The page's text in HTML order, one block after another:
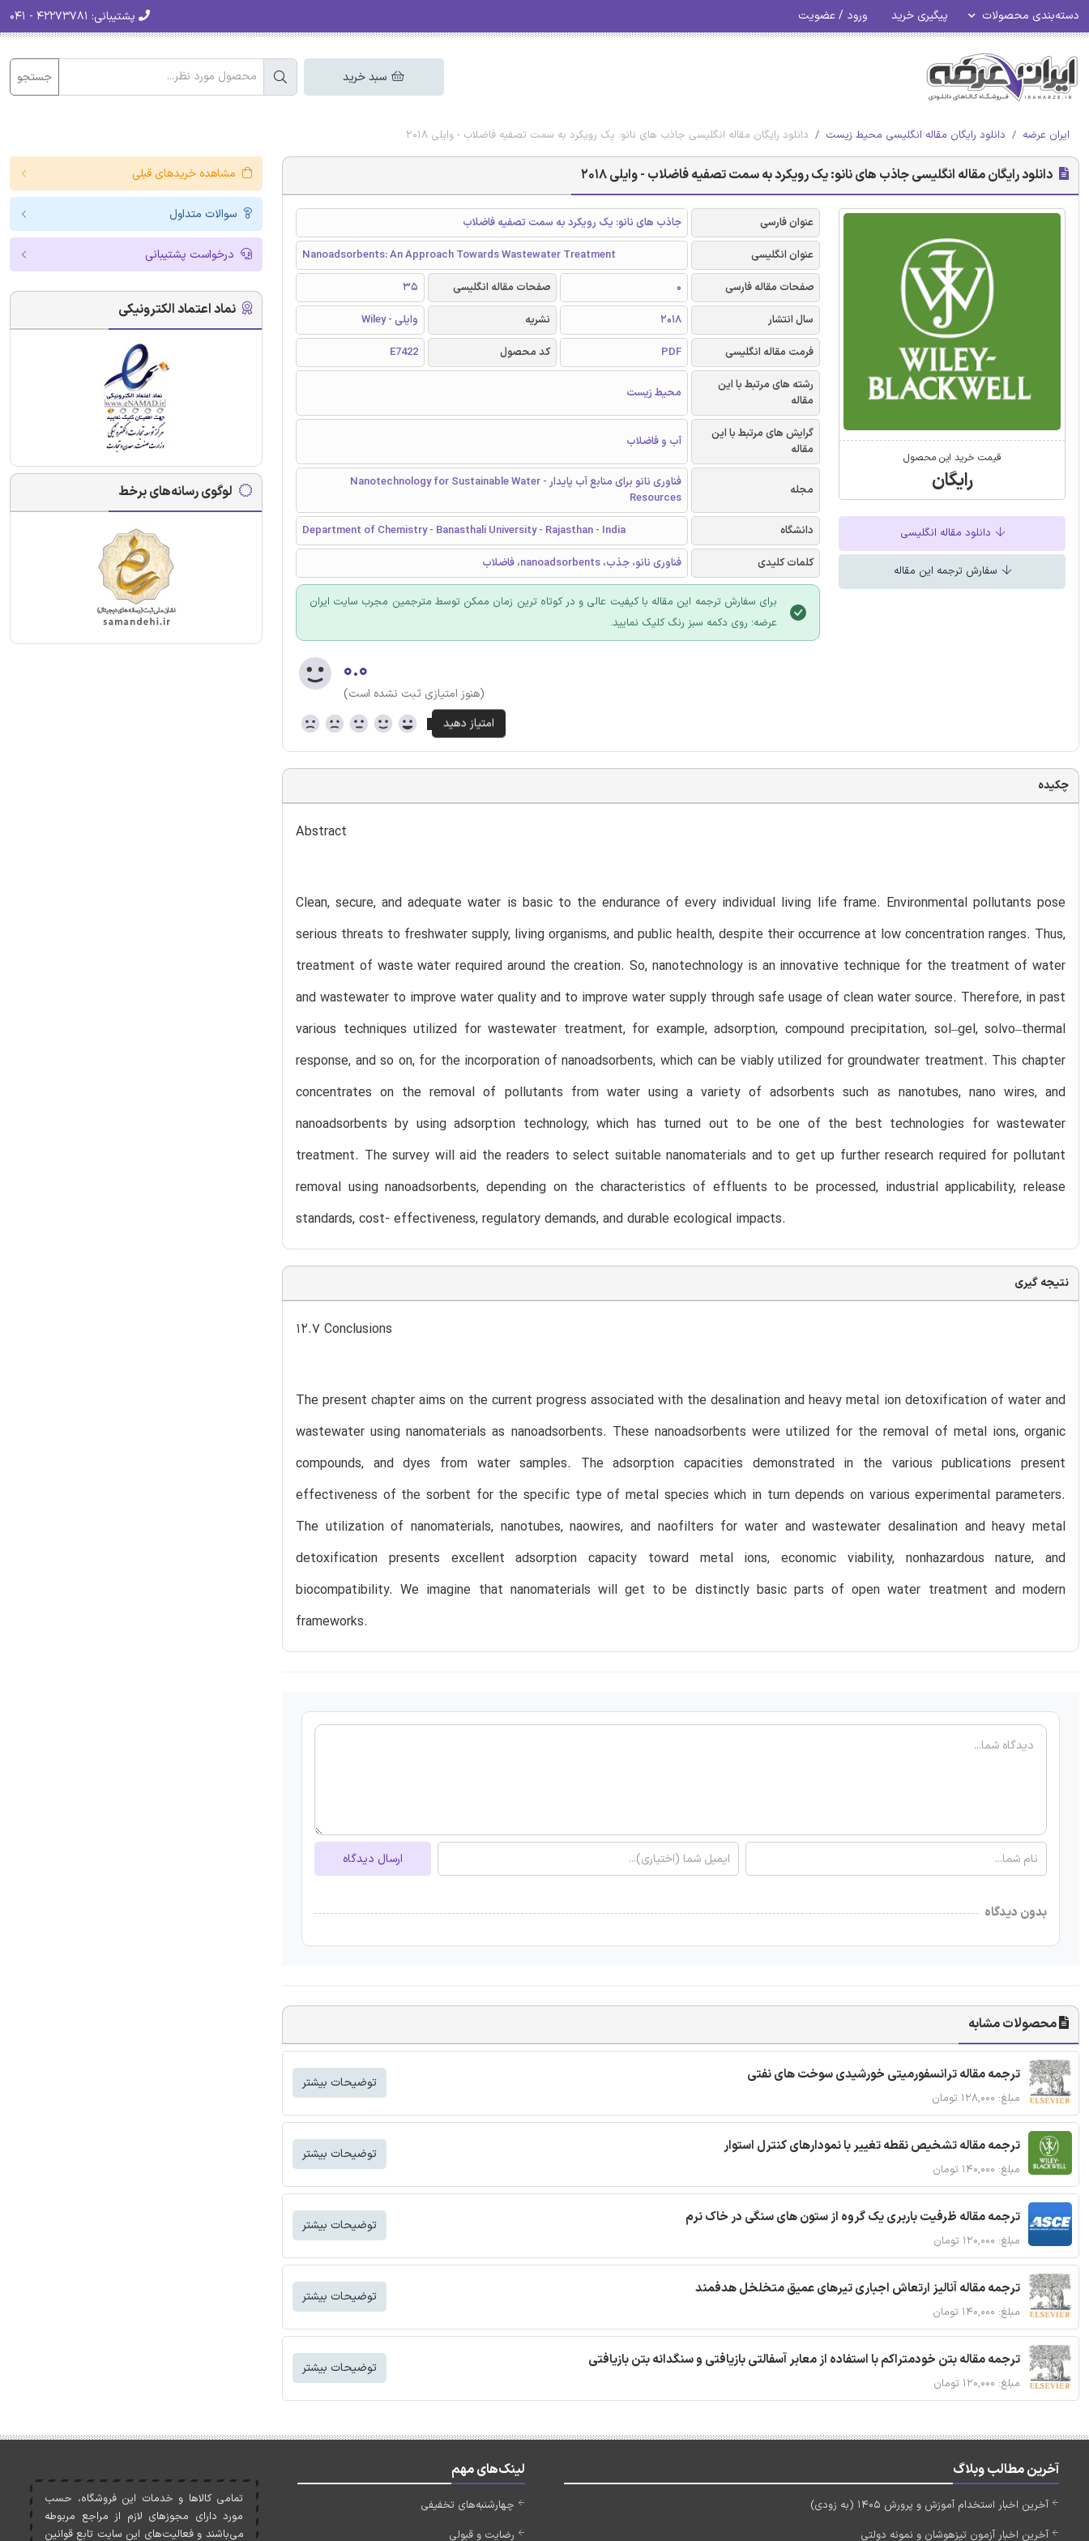
دسته‌بندی محصولات پیگیری خرید ورود / عضویت پشتیبانی:
سبد خرید جستجو
ایران عرضه دانلود رایگان مقاله انگلیسی محیط زیست دانلود رایگان مقاله انگلیسی جاذب های نانو: یک رویکرد به سمت تصفیه فاضلاب - وایلی 2018
دانلود رایگان مقاله انگلیسی جاذب های نانو: یک رویکرد به سمت تصفیه فاضلاب - وایلی 2018
قیمت خرید این محصول
رایگان
دانلود مقاله انگلیسی
سفارش ترجمه این مقاله
عنوان فارسی
جاذب های نانو: یک رویکرد به سمت تصفیه فاضلاب
عنوان انگلیسی
Nanoadsorbents: An Approach Towards Wastewater Treatment
صفحات مقاله فارسی
0 صفحات مقاله انگلیسی
35
سال انتشار
2018 نشریه
وایلی - Wiley
فرمت مقاله انگلیسی
PDF کد محصول
E7422
رشته های مرتبط با این
مقاله
محیط زیست
گرایش های مرتبط با این
مقاله
آب و فاضلاب
مجله
فناوری نانو برای منابع آب پایدار - Nanotechnology for Sustainable Water
Resources
دانشگاه
Department of Chemistry - Banasthali University - Rajasthan - India
کلمات کلیدی
فناوری نانو، جذب، nanoadsorbents، فاضلاب
برای سفارش ترجمه این مقاله با کیفیت عالی و در کوتاه ترین زمان ممکن توسط مترجمین مجرب سایت ایران
عرضه؛ روی دکمه سبز رنگ کلیک نمایید.
۰.۰
(هنوز امتیازی ثبت نشده است)
چکیده
Abstract
Clean, secure, and adequate water is basic to the endurance of every individual living life frame. Environmental pollutants pose
serious threats to freshwater supply, living organisms, and public health, despite their occurrence at low concentration ranges. Thus,
treatment of waste water required around the creation. So, nanotechnology is an innovative technique for the treatment of water
and wastewater to improve water quality and to improve water supply through safe usage of clean water source. Therefore, in past
various techniques utilized for wastewater treatment, for example, adsorption, compound precipitation, sol–gel, solvo–thermal
response, and so on, for the incorporation of nanoadsorbents, which can be viably utilized for groundwater treatment. This chapter
concentrates on the removal of pollutants from water using a variety of adsorbents such as nanotubes, nano wires, and
nanoadsorbents by using adsorption technology, which has turned out to be one of the best technologies for wastewater
treatment. The survey will aid the readers to select suitable nanomaterials and to get up further research required for pollutant
removal using nanoadsorbents, depending on the characteristics of effluents to be processed, industrial applicability, release
standards, cost- effectiveness, regulatory demands, and durable ecological impacts.
نتیجه گیری
12.7 Conclusions
The present chapter aims on the current progress associated with the desalination and heavy metal ion detoxification of water and
wastewater using nanomaterials as nanoadsorbents. These nanoadsorbents were utilized for the removal of metal ions, organic
compounds, and dyes from water samples. The adsorption capacities demonstrated in the various publications present
effectiveness of the sorbent for the specific type of metal species which in turn depends on various experimental parameters.
The utilization of nanomaterials, nanotubes, naowires, and naofilters for water and wastewater desalination and heavy metal
detoxification presents excellent adsorption capacity toward metal ions, economic viability, nonhazardous nature, and
biocompatibility. We imagine that nanomaterials will get to be distinctly basic parts of open water treatment and modern
frameworks.
ارسال دیدگاه
بدون دیدگاه
محصولات مشابه
ترجمه مقاله ترانسفورمیتی خورشیدی سوخت های نفتی
مبلغ: ۱۲۸,۰۰۰ تومان
توضیحات بیشتر
ترجمه مقاله تشخیص نقطه تغییر با نمودارهای کنترل استوار
مبلغ: ۱۴۰,۰۰۰ تومان
توضیحات بیشتر
ترجمه مقاله ظرفیت باربری یک گروه از ستون های سنگی در خاک نرم
مبلغ: ۱۲۰,۰۰۰ تومان
توضیحات بیشتر
ترجمه مقاله آنالیز ارتعاش اجباری تیرهای عمیق متخلخل هدفمند
مبلغ: ۱۴۰,۰۰۰ تومان
توضیحات بیشتر
ترجمه مقاله بتن خودمتراکم با استفاده از معابر آسفالتی بازیافتی و سنگدانه بتن بازیافتی
مبلغ: ۱۲۰,۰۰۰ تومان
توضیحات بیشتر
مشاهده خریدهای قبلی
سوالات متداول
درخواست پشتیبانی
نماد اعتماد الکترونیکی
لوگوی رسانه‌های برخط
آخرین مطالب وبلاگ
آخرین اخبار استخدام آموزش و پرورش 1405 (به زودی)
آخرین اخبار آزمون تیزهوشان و نمونه دولتی
لینک‌های مهم
چهارشنبه‌های تخفیفی
رضایت و قبولی
تمامی کالاها و خدمات اين فروشگاه، حسب
مورد دارای مجوزهای لازم از مراجع مربوطه
می‌باشند و فعاليت‌های اين سايت تابع قوانين